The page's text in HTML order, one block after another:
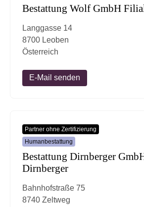
Bestattung Wolf GmbH
Langgasse 14
8700 Leoben
Österreich
E-Mail senden
Partner ohne Zertifizierung
Humanbestattung
Bestattung Dirnberger
Dirnberger
Bahnhofstraße 75
8740 Zeltweg